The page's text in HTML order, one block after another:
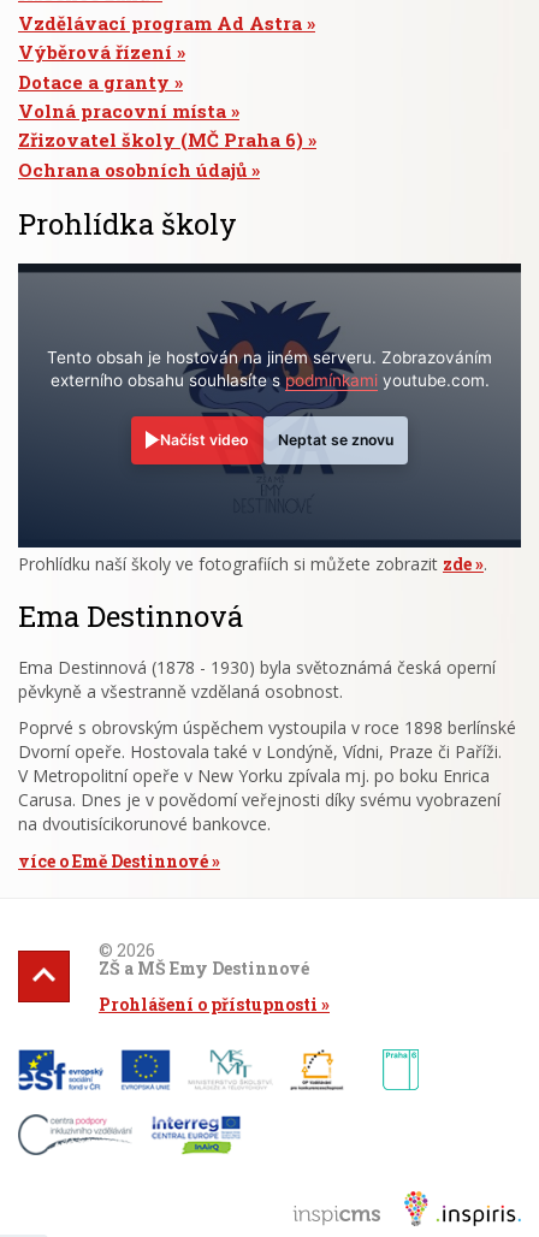
Vzdělávací program Ad Astra
Výběrová řízení
Dotace a granty
Volná pracovní místa
Zřizovatel školy (MČ Praha 6)
Ochrana osobních údajů
Prohlídka školy
Tento obsah je hostován na jiném serveru. Zobrazováním
externího obsahu souhlasíte spodmínkamiyoutube.com.
Načíst video Neptat se znovu
Prohlídku naší školy ve fotografiích si můžete zobrazit zde .
Ema Destinnová
Ema Destinnová (1878 - 1930) byla světoznámá česká operní
pěvkyně a všestranně vzdělaná osobnost.
Poprvé s obrovským úspěchem vystoupila v roce 1898 berlínské
Dvorní opeře. Hostovala také v Londýně, Vídni, Praze či Paříži.
V Metropolitní opeře v New Yorku zpívala mj. po boku Enrica
Carusa. Dnes je v povědomí veřejnosti díky svému vyobrazení
na dvoutisícikorunové bankovce.
více o Emě Destinnové
© 2026
ZŠ a MŠ Emy Destinnové
Prohlášení o přístupnosti